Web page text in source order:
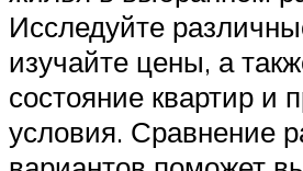
Исследуйте
изучайте цены, а
состояние квартир и
условия. Сравнение